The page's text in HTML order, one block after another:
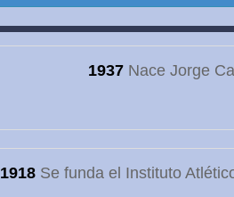
1937Nace Jorge
1918Se funda el Instituto